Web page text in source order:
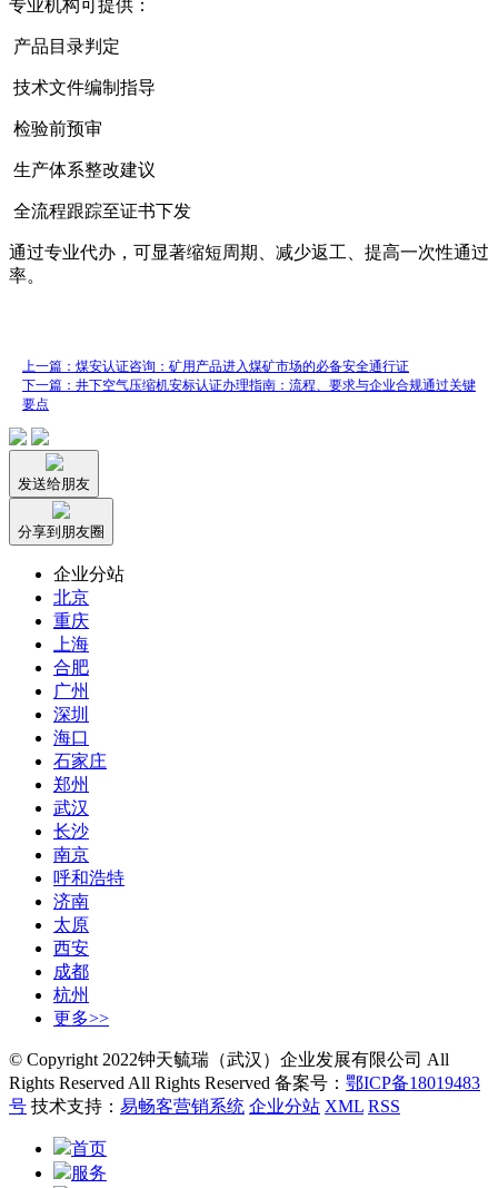
专业机构可提供：
产品目录判定
技术文件编制指导
检验前预审
生产体系整改建议
全流程跟踪至证书下发
通过专业代办，可显著缩短周期、减少返工、提高一次性通过
率。
上一篇：煤安认证咨询：矿用产品进入煤矿市场的必备安全通行证
下一篇：井下空气压缩机安标认证办理指南：流程、要求与企业合规通过关键
要点
发送给朋友
分享到朋友圈
企业分站
北京
重庆
上海
合肥
广州
深圳
海口
石家庄
郑州
武汉
长沙
南京
呼和浩特
济南
太原
西安
成都
杭州
更多>>
© Copyright 2022钟天毓瑞（武汉）企业发展有限公司 All
Rights Reserved All Rights Reserved 备案号： 鄂ICP备18019483
号 技术支持： 易畅客营销系统 企业分站 XML RSS
首页
服务